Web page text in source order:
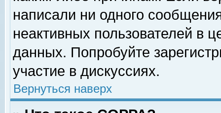
написали ни одного
неактивных пользователей в
данных. Попробуйте
участие в дискуссиях.
Вернуться наверх